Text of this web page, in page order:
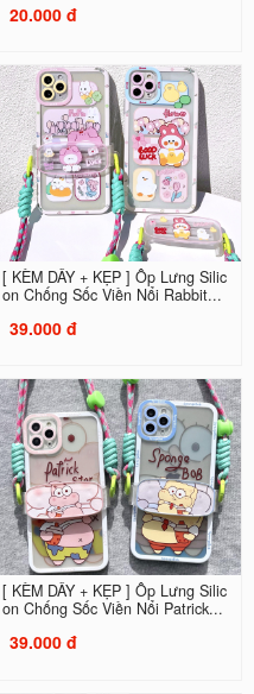
20.000 đ
[ KÈM DÂY + KẸP ] Ốp Lưng Silic
on Chống Sốc Viền Nổi Rabbit...
39.000 đ
[ KÈM DÂY + KẸP ] Ốp Lưng Silic
on Chống Sốc Viền Nổi Patrick...
39.000 đ